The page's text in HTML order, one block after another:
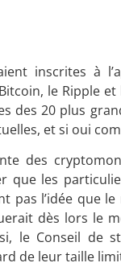
inscrites à
le Ripple
des 20 plus
et si oui
des
que les
pas l’idée que
dès lors le
le Conseil de
de leur taille